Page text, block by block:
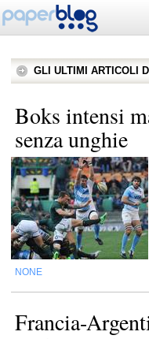
GLI ULTIMI ARTICOLI
Boks intensi
senza unghie
NONE
Francia-